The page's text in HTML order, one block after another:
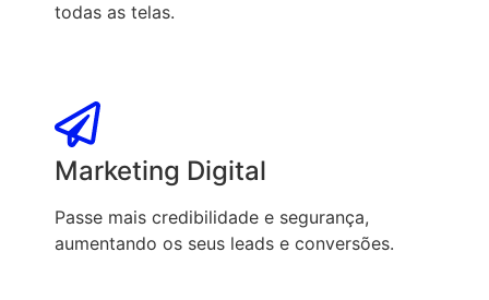
todas as telas.
Marketing Digital
Passe mais credibilidade e segurança,
aumentando os seus leads e conversões.